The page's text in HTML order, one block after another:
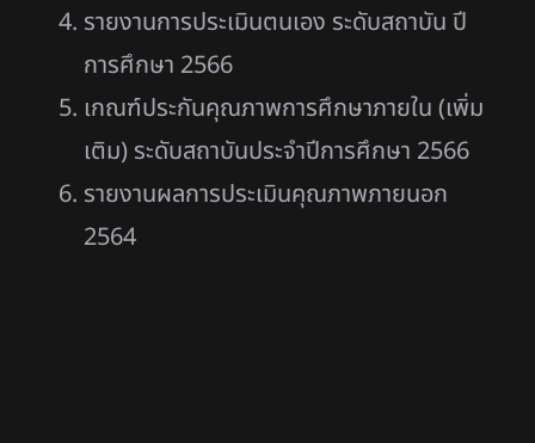
รายงานการประเมินตนเอง ระดับสถาบัน ปี
การศึกษา 2566
เกณฑ์ประกันคุณภาพการศึกษาภายใน (เพิ่ม
เติม) ระดับสถาบันประจำปีการศึกษา 2566
รายงานผลการประเมินคุณภาพภายนอก
2564